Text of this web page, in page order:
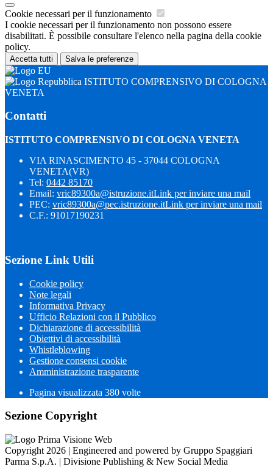
Cookie necessari per il funzionamento
I cookie necessari per il funzionamento non possono essere
disabilitati. È possibile consultare l'elenco nella pagina della cookie
policy.
Accetta tutti Salva le preferenze
ISTITUTO COMPRENSIVO DI COLOGNA
VENETA
Contatti
ISTITUTO COMPRENSIVO DI COLOGNA VENETA
VIA RINASCIMENTO 45 - 37044 COLOGNA
VENETA(VR)
Tel: 0442 85170
Email: vric89300a@istruzione.itLink per inviare una mail
PEC: vric89300a@pec.istruzione.itLink per inviare una mail
C.F.: 91017190231
Sezione Link Utili
Cookie policy
Note legali
Informativa Privacy
Ufficio Relazioni con il Pubblico
Dichiarazione di accessibilità
Obiettivi di accessibilità
Whistleblowing
Gestione consensi cookie
Amministrazione trasparente
Pagina visualizzata 380 volte
Sezione Copyright
Copyright 2026 | Engineered and powered by Gruppo Spaggiari
Parma S.p.A. | Divisione Publishing & New Social Media